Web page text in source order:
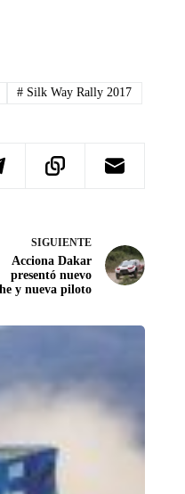
# Silk Way Rally 2017
SIGUIENTE
Acciona Dakar
presentó nuevo
y nueva piloto